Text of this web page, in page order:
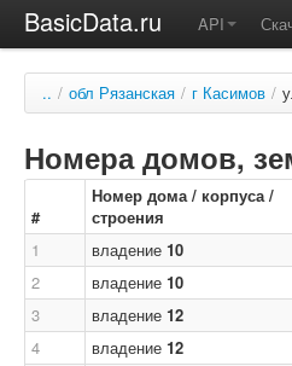
BasicData.ru API
.. / обл Рязанская / г Касимов /
Номера домов,
#
Номер дома / корпуса /
строения
1
владение 10
2
владение 10
3
владение 12
4
владение 12